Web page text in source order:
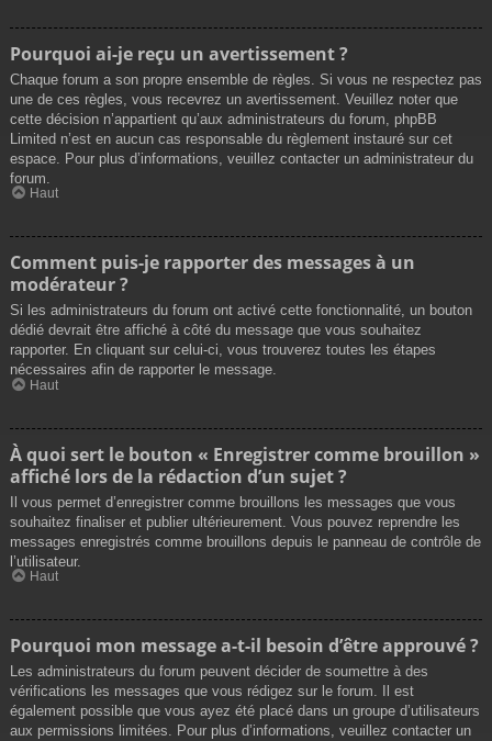
Pourquoi ai-je reçu un avertissement ?
Chaque forum a son propre ensemble de règles. Si vous ne respectez pas
une de ces règles, vous recevrez un avertissement. Veuillez noter que
cette décision n’appartient qu’aux administrateurs du forum, phpBB
Limited n’est en aucun cas responsable du règlement instauré sur cet
espace. Pour plus d’informations, veuillez contacter un administrateur du
forum.
Haut
Comment puis-je rapporter des messages à un
modérateur ?
Si les administrateurs du forum ont activé cette fonctionnalité, un bouton
dédié devrait être affiché à côté du message que vous souhaitez
rapporter. En cliquant sur celui-ci, vous trouverez toutes les étapes
nécessaires afin de rapporter le message.
Haut
À quoi sert le bouton « Enregistrer comme brouillon »
affiché lors de la rédaction d’un sujet ?
Il vous permet d’enregistrer comme brouillons les messages que vous
souhaitez finaliser et publier ultérieurement. Vous pouvez reprendre les
messages enregistrés comme brouillons depuis le panneau de contrôle de
l’utilisateur.
Haut
Pourquoi mon message a-t-il besoin d’être approuvé ?
Les administrateurs du forum peuvent décider de soumettre à des
vérifications les messages que vous rédigez sur le forum. Il est
également possible que vous ayez été placé dans un groupe d’utilisateurs
aux permissions limitées. Pour plus d’informations, veuillez contacter un